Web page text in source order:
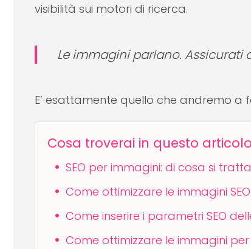
visibilità sui motori di ricerca.
Le immagini parlano.
E’ esattamente quello che andremo a
Cosa troverai in questo
SEO per immagini: di cosa si
Come ottimizzare le immagini SEO
Come inserire i parametri SEO
Come ottimizzare le immagini